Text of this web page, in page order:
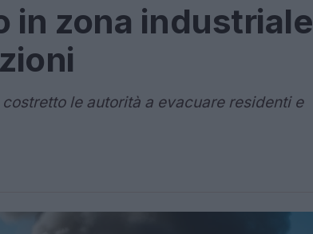
in zona industriale
le autorità a evacuare residenti e